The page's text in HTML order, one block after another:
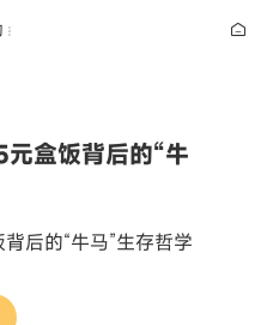
盒饭背后的“牛
后的“牛马”生存哲学